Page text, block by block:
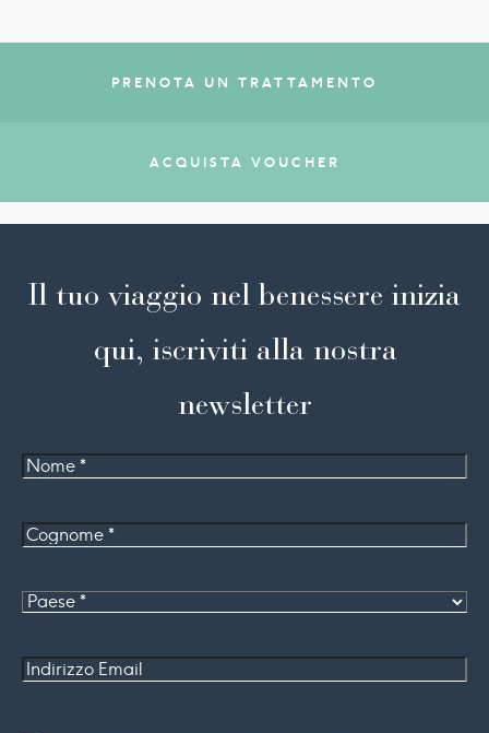
PRENOTA UN TRATTAMENTO
ACQUISTA VOUCHER
Il tuo viaggio nel benessere inizia
qui, iscriviti alla nostra
newsletter
Nome
Cognome
Paese
Indirizzo